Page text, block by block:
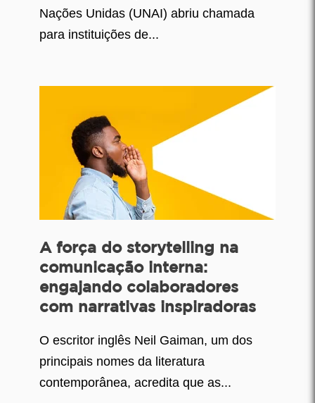
Nações Unidas (UNAI) abriu chamada
para instituições de...
A força do storytelling na
comunicação interna:
engajando colaboradores
com narrativas inspiradoras
O escritor inglês Neil Gaiman, um dos
principais nomes da literatura
contemporânea, acredita que as...